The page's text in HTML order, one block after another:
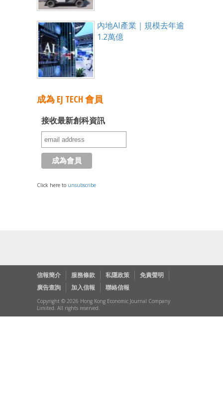
內地AI產業｜規模去年逾
1.2萬億
成為 EJ TECH 會員
接收最新創科資訊
Click here to unsubscribe
信報簡介 服務條款 私隱政策
免責聲明
廣告查詢
加入信報 聯絡信報
Copyright © 2026 Hong Kong Economic Journal Company
Limited. All rights reserved.